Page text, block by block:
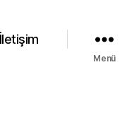
İletişim
Menü